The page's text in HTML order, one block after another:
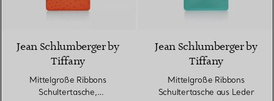
2 Farben
Jean Schlumberger by
Tiffany
Mittelgroße Ribbons
Schultertasche,
Jean Schlumberger by
Tiffany
Mittelgroße Ribbons
Schultertasche aus Leder